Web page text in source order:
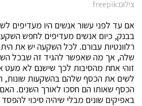
צילום:freepik
אם עד לפני עשור אנשים היו מעדיפים
בבנק, כיום אנשים מעדיפים לחפש
רלוונטיות עבורם. לכל השקעה יש את
שלה, אך מה שאפשר להגיד זה שבכל
זוהי אחת מהסיבות לכך שישנם לא מעט
לשים את הכסף שלהם בהשקעות שונות,
הכסף שאותו הם חסכו לאורך השנים.
באפיקים שונים מבלי שיהיה סיכוי